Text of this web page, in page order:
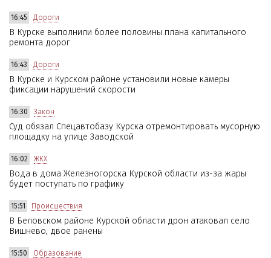
16:45 Дороги
В Курске выполнили более половины плана капитального
ремонта дорог
16:43 Дороги
В Курске и Курском районе установили новые камеры
фиксации нарушений скорости
16:30 Закон
Суд обязал Спецавтобазу Курска отремонтировать мусорную
площадку на улице Заводской
16:02 ЖКХ
Вода в дома Железногорска Курской области из-за жары
будет поступать по графику
15:51 Происшествия
В Беловском районе Курской области дрон атаковал село
Вишнево, двое ранены
15:50 Образование